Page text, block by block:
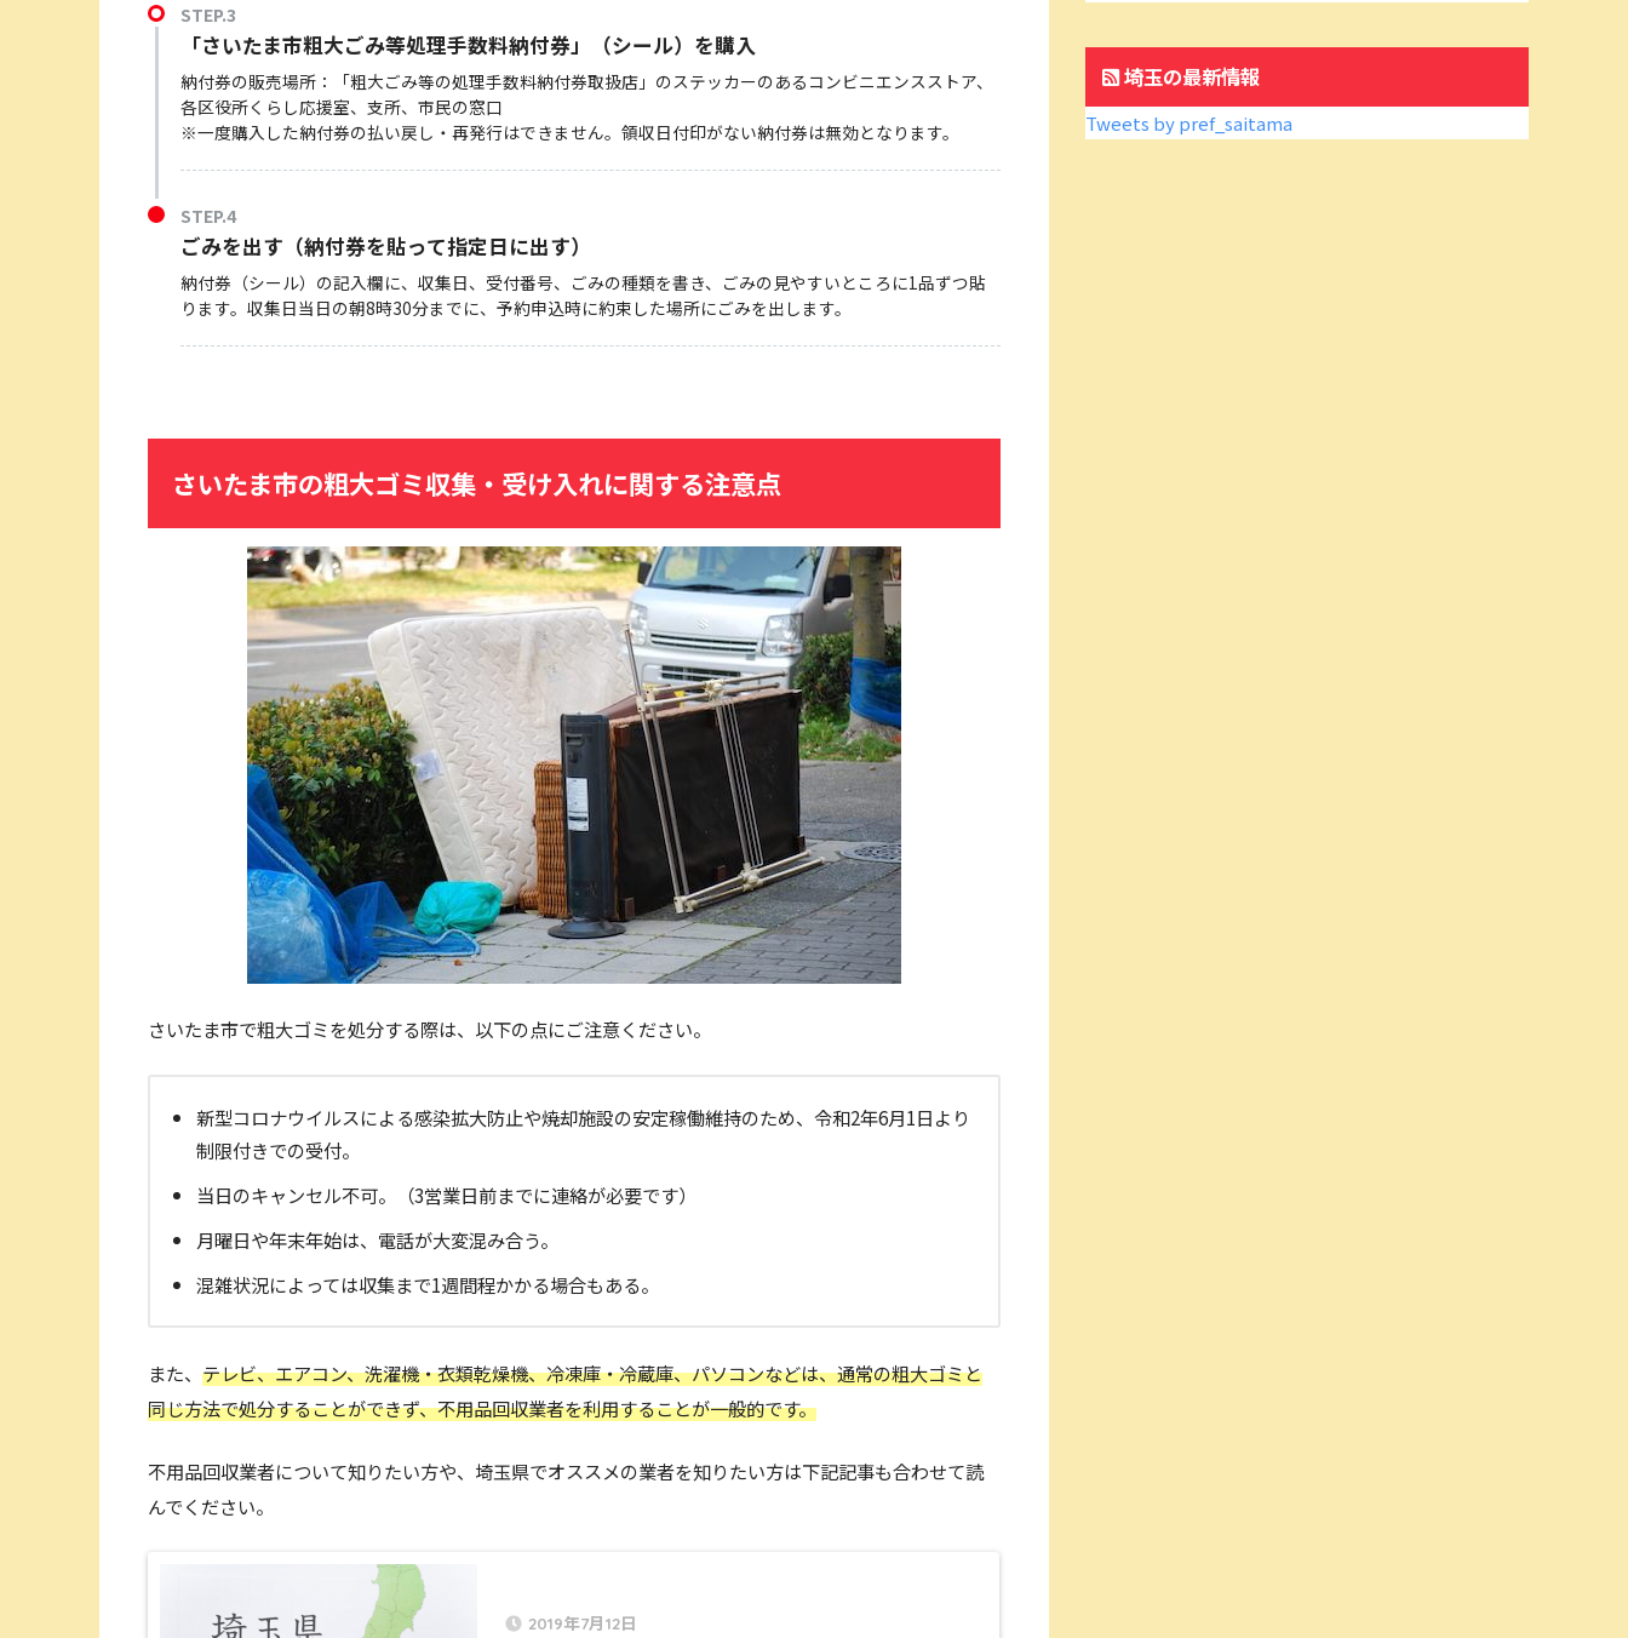
STEP.3
「さいたま市粗大ごみ等処理手数料納付券」（シール）を購入
納付券の販売場所：「粗大ごみ等の処理手数料納付券取扱店」のステッカーのあるコンビニエンスストア、
各区役所くらし応援室、支所、市民の窓口
※一度購入した納付券の払い戻し・再発行はできません。領収日付印がない納付券は無効となります。
STEP.4
ごみを出す（納付券を貼って指定日に出す）
納付券（シール）の記入欄に、収集日、受付番号、ごみの種類を書き、ごみの見やすいところに1品ずつ貼
ります。収集日当日の朝8時30分までに、予約申込時に約束した場所にごみを出します。
さいたま市の粗大ゴミ収集・受け入れに関する注意点
さいたま市で粗大ゴミを処分する際は、以下の点にご注意ください。
新型コロナウイルスによる感染拡大防止や焼却施設の安定稼働維持のため、令和2年6月1日より
制限付きでの受付。
当日のキャンセル不可。（3営業日前までに連絡が必要です）
月曜日や年末年始は、電話が大変混み合う。
混雑状況によっては収集まで1週間程かかる場合もある。
また、 テレビ、エアコン、洗濯機・衣類乾燥機、冷凍庫・冷蔵庫、パソコンなどは、通常の粗大ゴミと
同じ方法で処分することができず、不用品回収業者を利用することが一般的です。
不用品回収業者について知りたい方や、埼玉県でオススメの業者を知りたい方は下記記事も合わせて読
んでください。
2019年7月12日
埼玉の最新情報
Tweets by pref_saitama